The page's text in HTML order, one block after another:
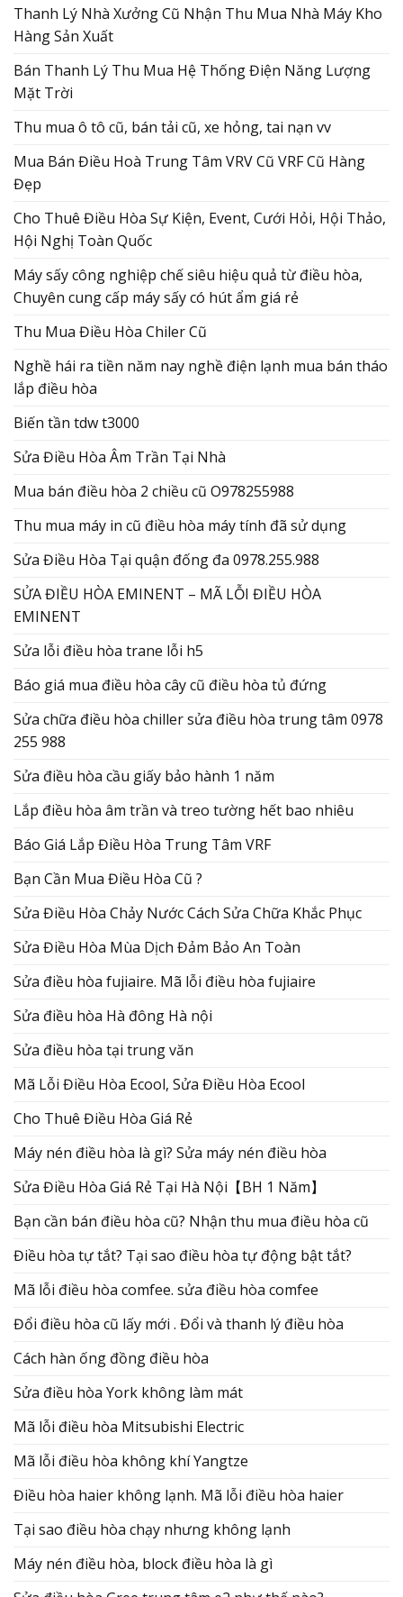
Thanh Lý Nhà Xưởng Cũ Nhận Thu Mua Nhà Máy Kho
Hàng Sản Xuất
Bán Thanh Lý Thu Mua Hệ Thống Điện Năng Lượng
Mặt Trời
Thu mua ô tô cũ, bán tải cũ, xe hỏng, tai nạn vv
Mua Bán Điều Hoà Trung Tâm VRV Cũ VRF Cũ Hàng
Đẹp
Cho Thuê Điều Hòa Sự Kiện, Event, Cưới Hỏi, Hội Thảo,
Hội Nghị Toàn Quốc
Máy sấy công nghiệp chế siêu hiệu quả từ điều hòa,
Chuyên cung cấp máy sấy có hút ẩm giá rẻ
Thu Mua Điều Hòa Chiler Cũ
Nghề hái ra tiền năm nay nghề điện lạnh mua bán tháo
lắp điều hòa
Biến tần tdw t3000
Sửa Điều Hòa Âm Trần Tại Nhà
Mua bán điều hòa 2 chiều cũ O978255988
Thu mua máy in cũ điều hòa máy tính đã sử dụng
Sửa Điều Hòa Tại quận đống đa 0978.255.988
SỬA ĐIỀU HÒA EMINENT – MÃ LỖI ĐIỀU HÒA
EMINENT
Sửa lỗi điều hòa trane lỗi h5
Báo giá mua điều hòa cây cũ điều hòa tủ đứng
Sửa chữa điều hòa chiller sửa điều hòa trung tâm 0978
255 988
Sửa điều hòa cầu giấy bảo hành 1 năm
Lắp điều hòa âm trần và treo tường hết bao nhiêu
Báo Giá Lắp Điều Hòa Trung Tâm VRF
Bạn Cần Mua Điều Hòa Cũ ?
Sửa Điều Hòa Chảy Nước Cách Sửa Chữa Khắc Phục
Sửa Điều Hòa Mùa Dịch Đảm Bảo An Toàn
Sửa điều hòa fujiaire. Mã lỗi điều hòa fujiaire
Sửa điều hòa Hà đông Hà nội
Sửa điều hòa tại trung văn
Mã Lỗi Điều Hòa Ecool, Sửa Điều Hòa Ecool
Cho Thuê Điều Hòa Giá Rẻ
Máy nén điều hòa là gì? Sửa máy nén điều hòa
Sửa Điều Hòa Giá Rẻ Tại Hà Nội【BH 1 Năm】
Bạn cần bán điều hòa cũ? Nhận thu mua điều hòa cũ
Điều hòa tự tắt? Tại sao điều hòa tự động bật tắt?
Mã lỗi điều hòa comfee. sửa điều hòa comfee
Đổi điều hòa cũ lấy mới . Đổi và thanh lý điều hòa
Cách hàn ống đồng điều hòa
Sửa điều hòa York không làm mát
Mã lỗi điều hòa Mitsubishi Electric
Mã lỗi điều hòa không khí Yangtze
Điều hòa haier không lạnh. Mã lỗi điều hòa haier
Tại sao điều hòa chạy nhưng không lạnh
Máy nén điều hòa, block điều hòa là gì